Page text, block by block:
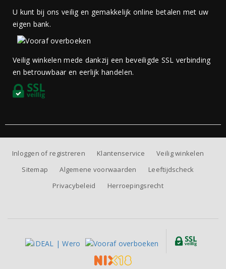
U kunt bij ons veilig en gemakkelijk online betalen met uw
eigen bank.
Veilig winkelen mede dankzij een beveiligde SSL verbinding
en betrouwbaar en eerlijk handelen.
Inloggen of registreren Klantenservice
Veilig winkelen
Sitemap
Algemene voorwaarden
Leeftijdscheck
Privacybeleid
Herroepingsrecht